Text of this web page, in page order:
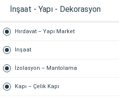
İnşaat - Yapı - Dekorasyon
Hırdavat – Yapı Market
İnşaat
İzolasyon – Mantolama
Kapı – Çelik Kapı